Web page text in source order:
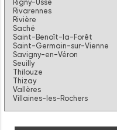
Rigny-Ussé
Rivarennes
Rivière
Saché
Saint-Benoît-la-Forêt
Saint-Germain-sur-Vienne
Savigny-en-Véron
Seuilly
Thilouze
Thizay
Vallères
Villaines-les-Rochers